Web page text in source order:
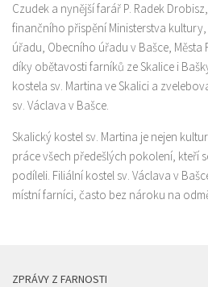
Czudek a nynější farář P. Radek
finančního přispění Ministerstva
úřadu, Obecního úřadu v Bašce, Města
díky obětavosti farníků ze Skalice i
kostela sv. Martina ve Skalici a
sv. Václava v Bašce.
Skalický kostel sv. Martina je nejen
práce všech předešlých pokolení, kteří
podíleli. Filiální kostel sv. Václava v
místní farníci, často bez nároku na
ZPRÁVY Z FARNOSTI